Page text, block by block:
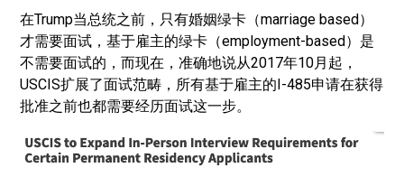
在Trump当总统之前，只有婚姻绿卡（marriage based）
才需要面试，基于雇主的绿卡（employment-based）是
不需要面试的，而现在，准确地说从2017年10月起，
USCIS扩展了面试范畴，所有基于雇主的I-485申请在获得
批准之前也都需要经历面试这一步。